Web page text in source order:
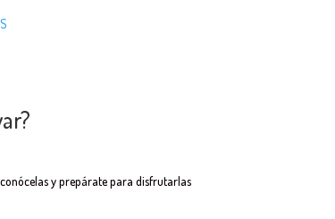
y prepárate para disfrutarlas